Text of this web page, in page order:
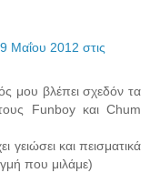
Μαΐου 2012 στις
μου βλέπει σχεδόν τα
Funboy και Chum
γειώσει και πεισματικά
που μιλάμε)